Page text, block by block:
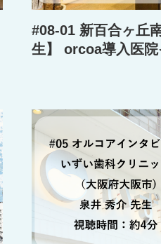
#08-01 新百合ヶ丘
生】 orcoa導入医